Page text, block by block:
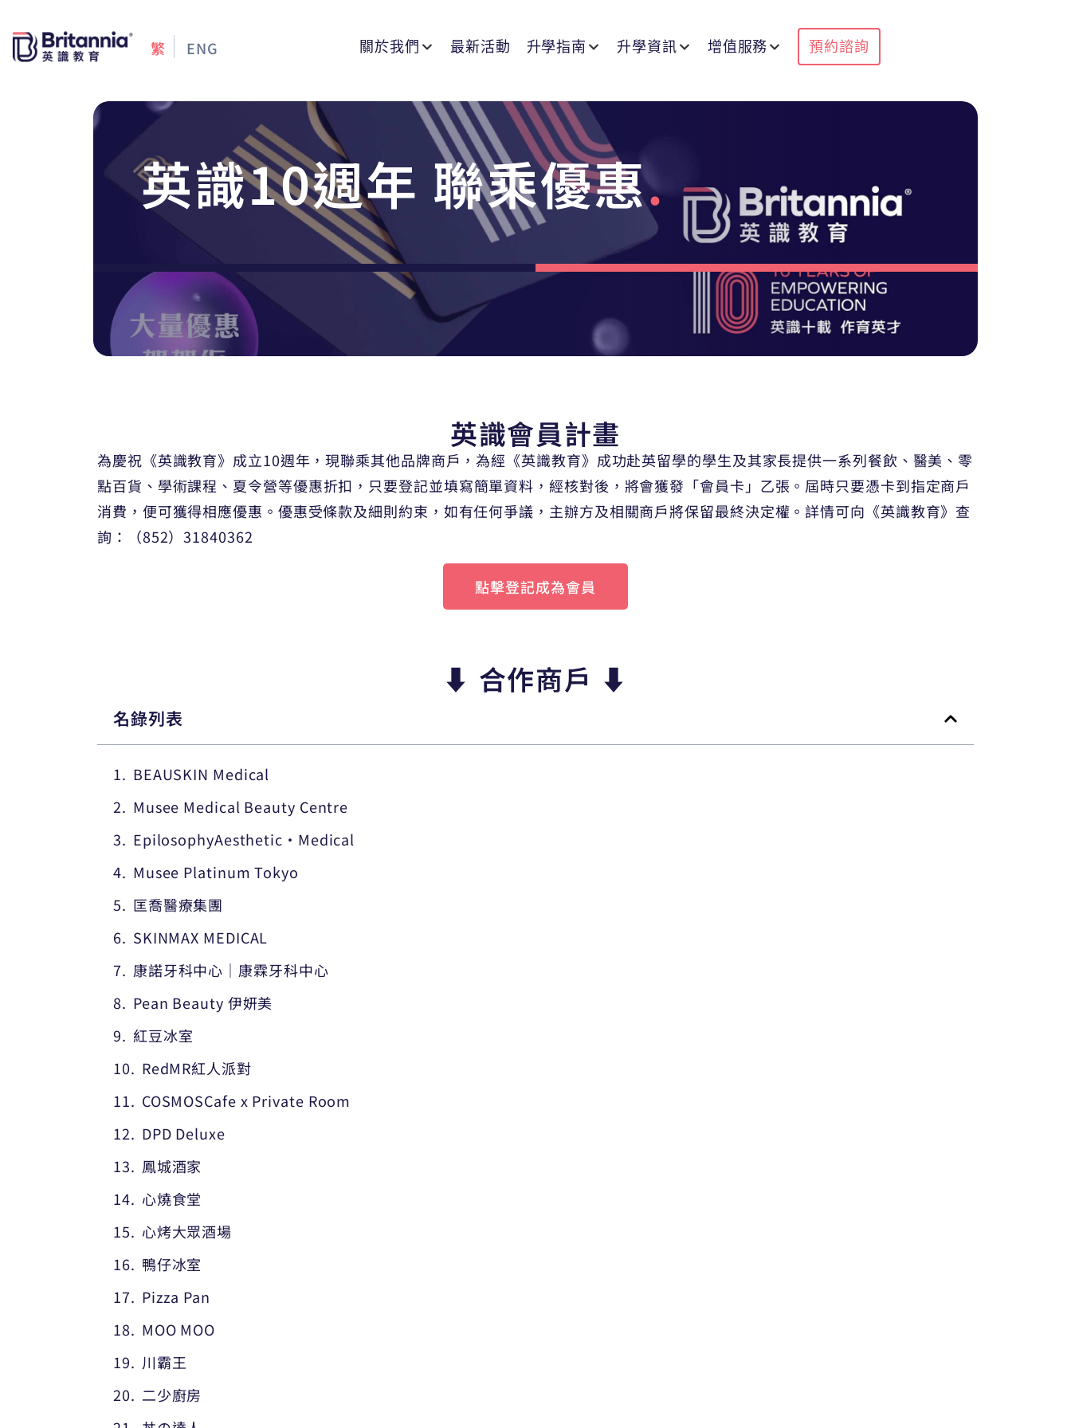
繁 ENG 關於我們 最新活動 升學指南 升學資訊 增值服務 預約諮詢
英識10週年 聯乘優惠.
英識會員計畫
為慶祝《英識教育》成立10週年，現聯乘其他品牌商戶，為經《英識教育》成功赴英留學的學生及其家長提供一系列餐飲、醫美、零
點百貨、 學術課程、夏令營等優惠折扣，只要登記並填寫簡單資料，經核對後，將會獲發「會員卡」乙張。屆時只要憑卡到指定商戶
消費，便可獲得相應優惠。優惠受條款及細則約束，如有任何爭議，主辦方及相關商戶將保留最終決定權。詳情可向《英識教育》查
詢：（852）31840362
點擊登記成為會員
⬇️ 合作商戶 ⬇️
名錄列表
BEAUSKIN Medical
Musee Medical Beauty Centre
EpilosophyAesthetic・Medical
Musee Platinum Tokyo
匡喬醫療集團
SKINMAX MEDICAL
康諾牙科中心｜康霖牙科中心
Pean Beauty 伊妍美
紅豆冰室
RedMR紅人派對
COSMOSCafe x Private Room
DPD Deluxe
鳳城酒家
心燒食堂
心烤大眾酒場
鴨仔冰室
Pizza Pan
MOO MOO
川霸王
二少廚房